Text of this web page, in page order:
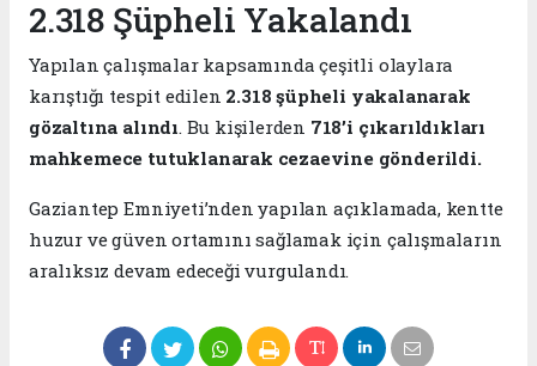
2.318 Şüpheli Yakalandı
Yapılan çalışmalar kapsamında çeşitli olaylara
karıştığı tespit edilen 2.318 şüpheli yakalanarak
gözaltına alındı. Bu kişilerden 718’i çıkarıldıkları
mahkemece tutuklanarak cezaevine gönderildi.
Gaziantep Emniyeti’nden yapılan açıklamada, kentte
huzur ve güven ortamını sağlamak için çalışmaların
aralıksız devam edeceği vurgulandı.